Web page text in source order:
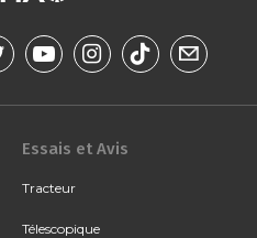
Essais et Avis
Tracteur
Télescopique